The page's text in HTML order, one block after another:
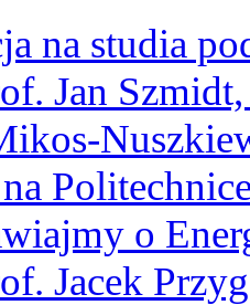
na studia
Jan
o
Jacek